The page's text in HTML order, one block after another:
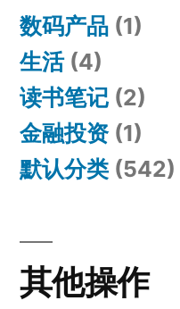
数码产品 (1)
生活(4)
读书笔记 (2)
金融投资(1)
默认分类 (542)
其他操作